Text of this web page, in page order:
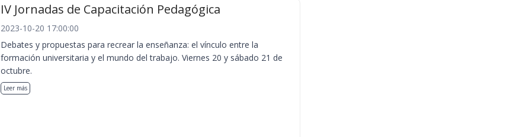
IV Jornadas de Capacitación Pedagógica
2023-10-20 17:00:00
Debates y propuestas para recrear la enseñanza: el vínculo entre la
formación universitaria y el mundo del trabajo. Viernes 20 y sábado 21 de
octubre.
Leer más